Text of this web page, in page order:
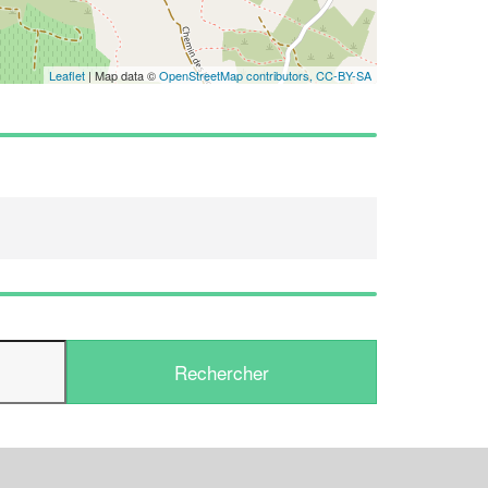
Leaflet | Map data ©OpenStreetMap contributors, CC-BY-SA